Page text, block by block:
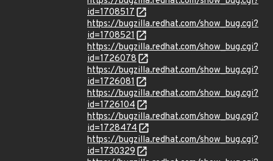
id=1708517
https://bugzilla.redhat.com/show_bug.cgi?
id=1708521
https://bugzilla.redhat.com/show_bug.cgi?
id=1726078
https://bugzilla.redhat.com/show_bug.cgi?
id=1726081
https://bugzilla.redhat.com/show_bug.cgi?
id=1726104
https://bugzilla.redhat.com/show_bug.cgi?
id=1728474
https://bugzilla.redhat.com/show_bug.cgi?
id=1730329